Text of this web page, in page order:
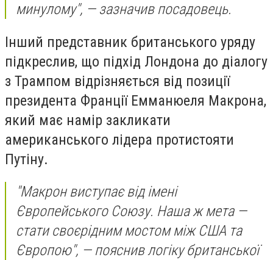
минулому", — зазначив посадовець.
Інший представник британського уряду
підкреслив, що підхід Лондона до діалогу
з Трампом відрізняється від позиції
президента Франції Емманюеля Макрона,
який має намір закликати
американського лідера протистояти
Путіну.
"Макрон виступає від імені
Європейського Союзу. Наша ж мета —
стати своєрідним мостом між США та
Європою", — пояснив логіку британської